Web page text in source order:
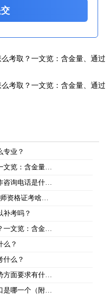
考取？一文览：含金量、通过
考取？一文览：含金量、通过
专业？
文览：含金量…
咨询电话是什…
师资格证考啥…
补考吗？
一文览：含金…
么？
什么？
方面要求有什…
是哪一个（附…